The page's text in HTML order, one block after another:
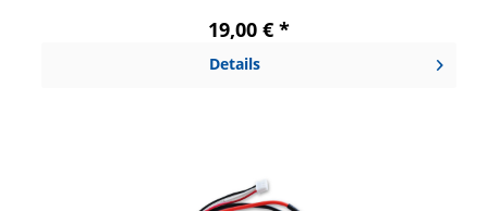
19,00 € *
Details